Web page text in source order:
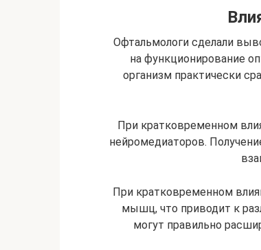
Офтальмологи сделали
на функционирование
организм практически
При кратковременном
нейромедиаторов.
При кратковременном
мышц, что приводит к
могут правильно